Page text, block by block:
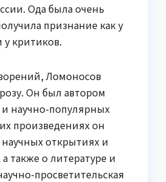
Ода была очень
признание как у
у критиков.
Ломоносов
Он был автором
и научно-популярных
произведениях он
научных открытиях и
также о литературе и
просветительская